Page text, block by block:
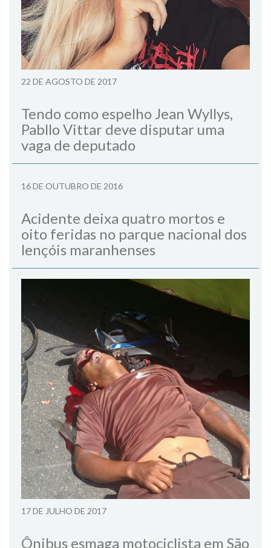
22 DE AGOSTO DE 2017
Tendo como espelho Jean Wyllys,
Pabllo Vittar deve disputar uma
vaga de deputado
16 DE OUTUBRO DE 2016
Acidente deixa quatro mortos e
oito feridas no parque nacional dos
lençóis maranhenses
17 DE JULHO DE 2017
Ônibus esmaga motociclista em São